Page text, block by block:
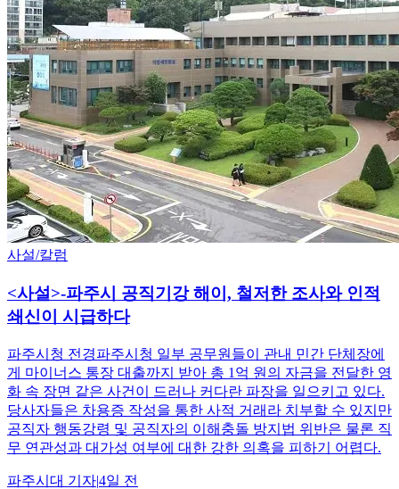
사설/칼럼
<사설>-파주시 공직기강 해이, 철저한 조사와 인적
쇄신이 시급하다
파주시청 전경파주시청 일부 공무원들이 관내 민간 단체장에
게 마이너스 통장 대출까지 받아 총 1억 원의 자금을 전달한 영
화 속 장면 같은 사건이 드러나 커다란 파장을 일으키고 있다.
당사자들은 차용증 작성을 통한 사적 거래라 치부할 수 있지만
공직자 행동강령 및 공직자의 이해충돌 방지법 위반은 물론 직
무 연관성과 대가성 여부에 대한 강한 의혹을 피하기 어렵다.
파주시대 기자|4일 전